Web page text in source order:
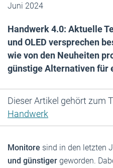
Juni 2024
Handwerk 4.0: Aktuelle
und OLED versprechen
wie von den Neuheiten
günstige Alternativen für
Dieser Artikel gehört zum
Handwerk
Monitore sind in den letzten
und günstiger geworden.